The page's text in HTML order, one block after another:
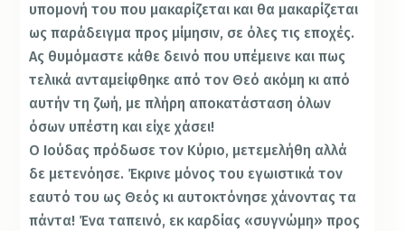
υπομονή του που μακαρίζεται και θα μακαρίζεται
ως παράδειγμα προς μίμησιν, σε όλες τις εποχές.
Ας θυμόμαστε κάθε δεινό που υπέμεινε και πως
τελικά ανταμείφθηκε από τον Θεό ακόμη κι από
αυτήν τη ζωή, με πλήρη αποκατάσταση όλων
όσων υπέστη και είχε χάσει!
Ο Ιούδας πρόδωσε τον Κύριο, μετεμελήθη αλλά
δε μετενόησε. Έκρινε μόνος του εγωιστικά τον
εαυτό του ως Θεός κι αυτοκτόνησε χάνοντας τα
πάντα! Ένα ταπεινό, εκ καρδίας «συγνώμη» προς